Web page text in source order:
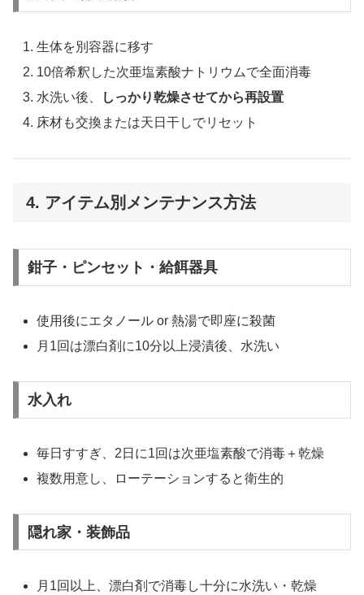
生体を別容器に移す
10倍希釈した次亜塩素酸ナトリウムで全面消毒
水洗い後、
しっかり乾燥させてから再設置
床材も交換または天日干しでリセット
4. アイテム別メンテナンス方法
鉗子・ピンセット・給餌器具
使用後にエタノール or 熱湯で即座に殺菌
月1回は漂白剤に10分以上浸漬後、水洗い
水入れ
毎日すすぎ、2日に1回は次亜塩素酸で消毒＋乾燥
複数用意し、ローテーションすると衛生的
隠れ家・装飾品
月1回以上、漂白剤で消毒し十分に水洗い・乾燥